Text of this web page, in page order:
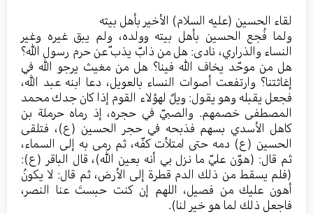
لقاء الحسين (عليه السلام) الأخير بأهل بيته
ولما فُجع الحسين بأهل بيته وولده، ولم يبق غيره وغير
النساء والذراري، نادى: هل من ذابّ يذب ّعن حرم رسول الله؟
هل من موحّد يخاف الله فينا؟ هل من مغيث يرجو الله في
إغاثتنا؟ وارتفعت أصوات النساء بالعويل، دعا ابنه عبد الله،
فجعل يقبله وهو يقول: ويلٌ لهؤلاء القوم إذا كان جدك محمد
المصطفى خصمهم. والصبيّ في حجره، إذ رماه حرملة بن
كاهل الأسدي بسهم فذبحه في حجر الحسين (ع)، فتلقى
الحسين (ع) دمه حتى امتلأت كفّه، ثم رمى به إلى السماء،
ثم قال: (هوّن عليّ ما نزل بي أنه بعين الله)، قال الباقر (ع):
(فلم يسقط من ذلك الدم قطرة إلى الأرض، ثم قال: لا يكونُ
أهون عليك من فصيل، اللهم إن كنت حبستَ عنا النصر،
فاجعل ذلك لما هو خير لنا).